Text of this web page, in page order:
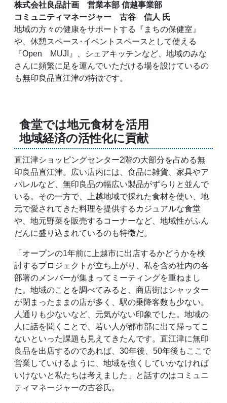
株式会社良品計画 営業本部 信越事業部
コミュニティマネージャー 古谷 信人 氏
地域の方々の健康をサポートする『まちの保健室』
や、休憩スペース･イベントスペースとして使える
『Open MUJI』、シェアキッチンなど、地域のみな
さんに頻繁に足を運んでいただける場を設けているの
も無印良品直江津の特徴です。
食堂では地元食材を活用
地域経済の活性化に貢献
直江津ショッピングセンター2階の大部分を占める無
印良品直江津。広い店内には、食品に雑貨、家具やア
パレルなど、無印良品の幅広い製品がずらりと並んで
いる。その一方で、上越地域で採れた食材を使い、地
元で愛されてきた料理を提供するカジュアルな食堂
や、地元野菜を販売するコーナーなど、地域性がふん
だんに盛り込まれているのも特徴だ。
「オープンの1年前に上越市に出店するかどうかを検
討するプロジェクトが立ち上がり、私を含め社内の各
部署のメンバーが集まってミーティングを重ねまし
た。地域のことを調べてみると、商店街はシャッター
が閉まったままの店が多く、駅の乗降客数も少ない。
人通りも少ないなど、元気がない印象でした。地域の
人に話を聞くことで、若い人が都市部に出て帰ってこ
ないといった課題も見えてきたんです。直江津に無印
良品を出店するのであれば、30年後、50年後もここで
営業していけるように、地域を強くしていかなければ
いけないと私たちは考えました」と話すのはコミュニ
ティマネージャーの古谷氏。